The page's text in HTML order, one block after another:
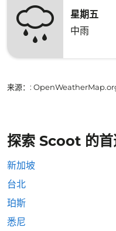
星期五
中雨
来源： :
探索 Scoot 的首
新加坡
台北
珀斯
悉尼